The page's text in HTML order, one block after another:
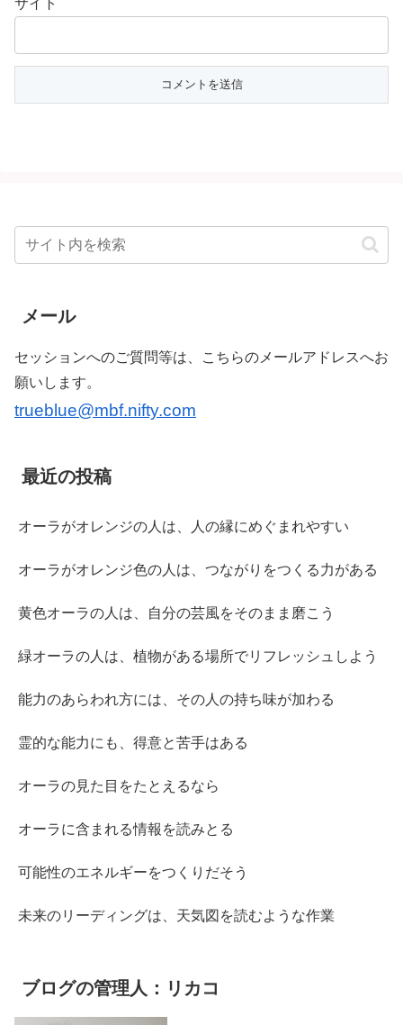
メール
セッションへのご質問等は、こちらのメールアドレスへお
願いします。
trueblue@mbf.nifty.com
最近の投稿
オーラがオレンジの人は、人の縁にめぐまれやすい
オーラがオレンジ色の人は、つながりをつくる力がある
黄色オーラの人は、自分の芸風をそのまま磨こう
緑オーラの人は、植物がある場所でリフレッシュしよう
能力のあらわれ方には、その人の持ち味が加わる
霊的な能力にも、得意と苦手はある
オーラの見た目をたとえるなら
オーラに含まれる情報を読みとる
可能性のエネルギーをつくりだそう
未来のリーディングは、天気図を読むような作業
ブログの管理人：リカコ